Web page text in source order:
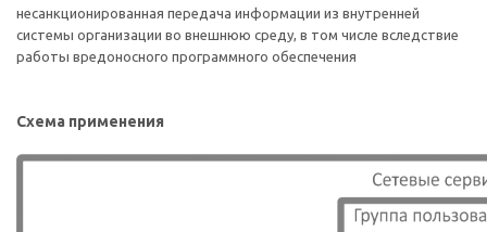
несанкционированная передача информации из внутренней
системы организации во внешнюю среду, в том числе вследствие
работы вредоносного программного обеспечения
Схема применения